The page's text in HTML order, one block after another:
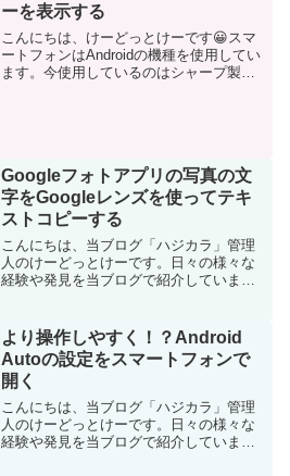
ーを表示する
こんにちは、けーどっとけーです😀スマ
ートフォンはAndroidの機種を使用してい
ます。今使用しているのはシャープ製の
Googleフォトアプリの写真の文
字をGoogleレンズを使ってテキ
ストコピーする
こんにちは、当ブログ「ハジカラ」管理
人のけーどっとけーです。日々の様々な
経験や発見を当ブログで紹介していま
は、スマホ版Googleフォトにアップした
写真の文字をGoogl...
より操作しやすく！？Android
Autoの設定をスマートフォンで
開く
こんにちは、当ブログ「ハジカラ」管理
人のけーどっとけーです。日々の様々な
経験や発見を当ブログで紹介していま